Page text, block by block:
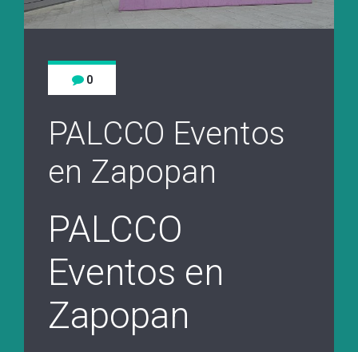
0
PALCCO Eventos
en Zapopan
PALCCO
Eventos en
Zapopan